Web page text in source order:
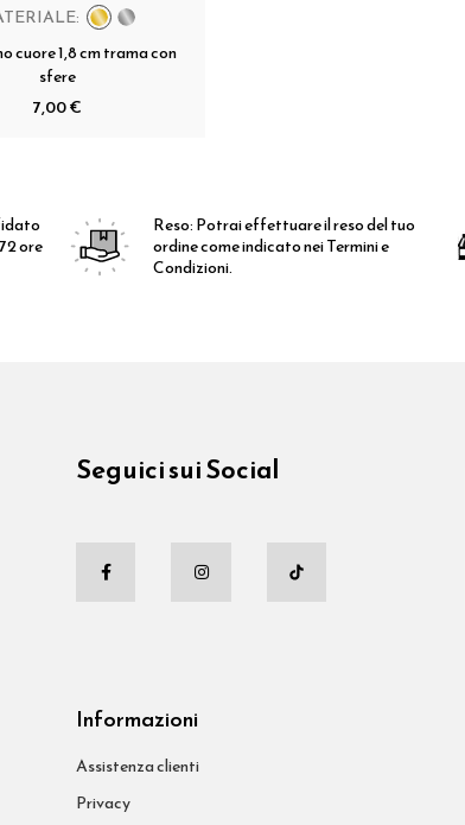
cuore 1,8 cm trama con
sfere
7,00 €
ore
Reso:Potrai effettuare il reso del tuo
ordine come indicato nei Termini e
Condizioni.
Seguici sui Social
Informazioni
Assistenza clienti
Privacy